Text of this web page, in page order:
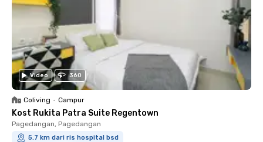
Video 360
Coliving • Campur
Kost Rukita Patra Suite Regentown
Pagedangan, Pagedangan
5.7 km dari ris hospital bsd